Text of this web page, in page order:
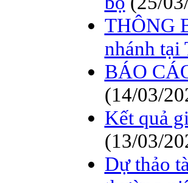
THÔNG
nhánh tại
BÁO
(14/03/
Kết quả
(13/03/
Dự thảo